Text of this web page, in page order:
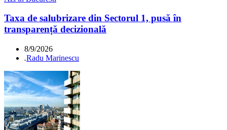
Taxa de salubrizare din Sectorul 1, pusă în
transparență decizională
8/9/2026
.Radu Marinescu